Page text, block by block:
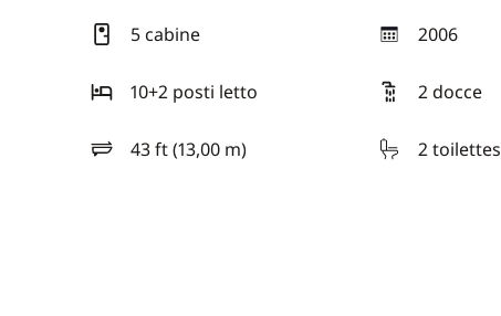
5 cabine 2006
anno
10+2 posti letto
2 docce
43 ft (13,00 m)
lunghezza 2 toilettes